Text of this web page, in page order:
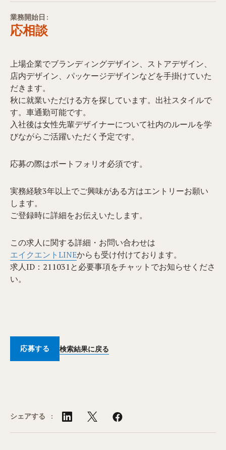
業務開始日:
応相談
上場企業でブランディングデザイン、ストアデザイン、
店内デザイン、パッケージデザインなどを手掛けていた
だきます。
秋に就業いただける方を探しています。出社スタイルで
す。車通勤可能です。
入社後は女性先輩デザイナーについて社内のルールを学
びながらご活躍いただく予定です。
応募の際はポートフォリオ必須です。
実務経験3年以上でご興味がある方はエントリーお願い
します。
ご登録時に詳細をお伝えいたします。
この求人に関する詳細・お問い合わせは
エイクエントLINEからも受け付けております。
​求人ID：211031と必要事項をチャットでお知らせくださ
い。
応募する 検索結果に戻る
シェアする :